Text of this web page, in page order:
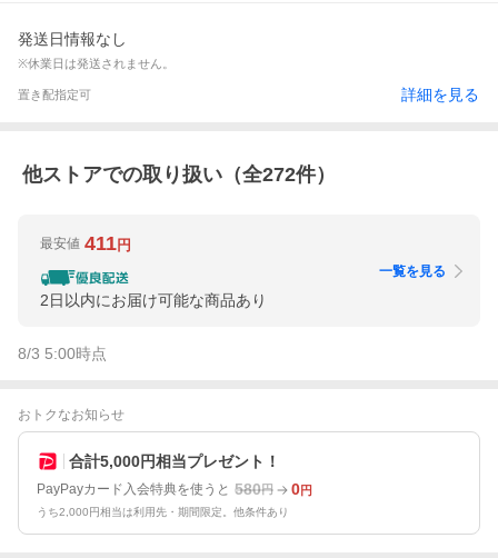
発送日情報なし
※休業日は発送されません。
置き配指定可 詳細を見る
他ストアでの取り扱い（全272件）
最安値 411円
2日以内にお届け可能な商品あり
一覧を見る
8/3 5:00時点
おトクなお知らせ
合計5,000円相当プレゼント！
PayPayカード入会特典を使うと 580円 0円
うち2,000円相当は利用先・期間限定。他条件あり